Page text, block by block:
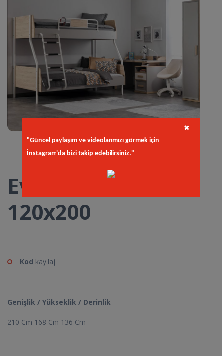
Evon Ranza
120x200
Kod kay.laj
Genişlik / Yükseklik / Derinlik
210 Cm 168 Cm 136 Cm
"Güncel paylaşım ve videolarımızı görmek için
İnstagram'da bizi takip edebilirsiniz."
✖